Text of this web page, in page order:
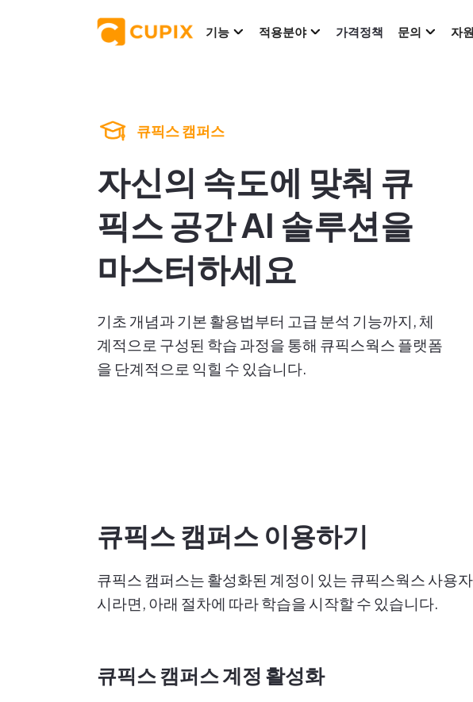
기능 적용분야 가격정책 문의 자원
큐픽스 캠퍼스
자신의 속도에 맞춰 큐
픽스 공간 AI 솔루션을
마스터하세요
기초 개념과 기본 활용법부터 고급 분석 기능까지, 체
계적으로 구성된 학습 과정을 통해 큐픽스웍스 플랫폼
을 단계적으로 익힐 수 있습니다.
큐픽스 캠퍼스 이용하기
큐픽스 캠퍼스는 활성화된 계정이 있는 큐픽스웍스 사용
시라면, 아래 절차에 따라 학습을 시작할 수 있습니다.
큐픽스 캠퍼스 계정 활성화